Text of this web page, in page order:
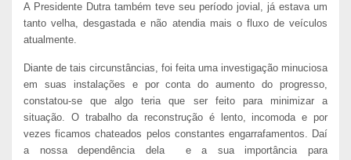
A Presidente Dutra também teve seu período jovial, já estava um
tanto velha, desgastada e não atendia mais o fluxo de veículos
atualmente.
Diante de tais circunstâncias, foi feita uma investigação minuciosa
em suas instalações e por conta do aumento do progresso,
constatou-se que algo teria que ser feito para minimizar a
situação. O trabalho da reconstrução é lento, incomoda e por
vezes ficamos chateados pelos constantes engarrafamentos. Daí
a nossa dependência dela e a sua importância para